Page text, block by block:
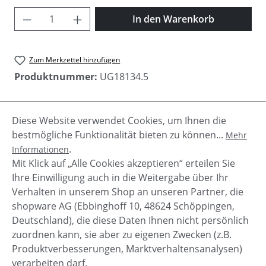
Produkt Anzahl: Gib den gewünschten
In den Warenkorb
Zum Merkzettel hinzufügen
Produktnummer: UG18134.5
Beschreibung
Elena ist eine Keilsandale mit Kork Absatz. Eine
geformte Eva - Einlegesohle mit Leder überzogen,
sorgt für hohen Tragekompf…Mehr
Service-Hotline
Diese Website verwendet Cookies, um Ihnen die
bestmögliche Funktionalität bieten zu können... Mehr
Informationen.
Mit Klick auf „Alle Cookies akzeptieren“ erteilen Sie
Ihre Einwilligung auch in die Weitergabe über Ihr
Verhalten in unserem Shop an unseren Partner, die
shopware AG (Ebbinghoff 10, 48624 Schöppingen,
Deutschland), die diese Daten Ihnen nicht persönlich
zuordnen kann, sie aber zu eigenen Zwecken (z.B.
Produktverbesserungen, Marktverhaltensanalysen)
verarbeiten darf.